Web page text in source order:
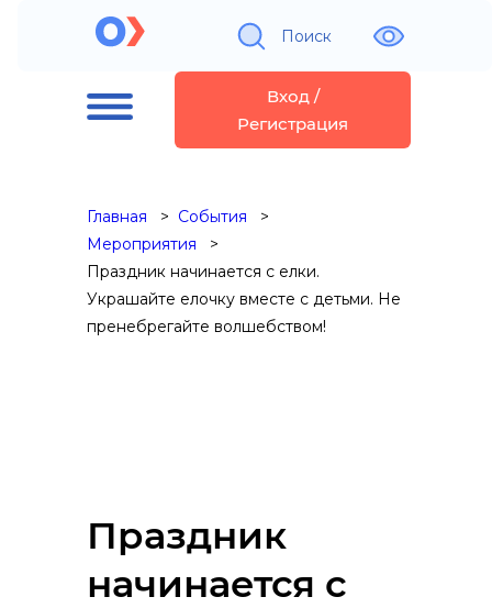
Поиск
Вход /
Регистрация
Главная
События
Мероприятия
Праздник начинается с елки.
Украшайте елочку вместе с детьми. Не
пренебрегайте волшебством!
Праздник
начинается с